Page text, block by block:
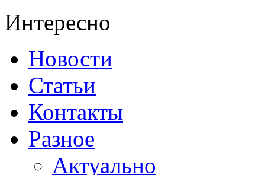
Интересно
Новости
Статьи
Контакты
Разное
Актуально